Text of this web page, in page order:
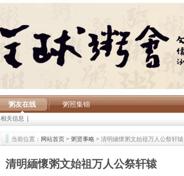
粥友在线 粥照集锦
相关信息
当前位置： 网站首页 > 粥贤事略 > 清明緬懷粥文始祖万人公祭轩辕
清明緬懷粥文始祖万人公祭轩辕